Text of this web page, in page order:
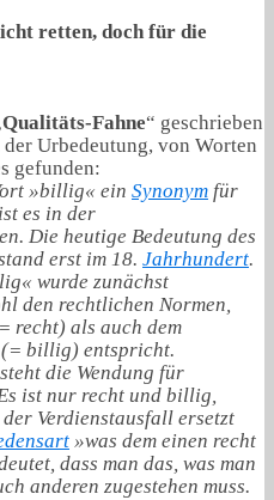
retten, doch für die
Qualitäts-Fahne“ geschrieben
Urbedeutung, von Worten
gefunden:
»billig« ein Synonym für
ist es in der
Die heutige Bedeutung des
erst im 18. Jahrhundert.
wurde zunächst
den rechtlichen Normen,
recht) als auch dem
(= billig) entspricht.
die Wendung für
ist nur recht und billig,
Verdienstausfall ersetzt
»was dem einen recht
dass man das, was man
anderen zugestehen muss.